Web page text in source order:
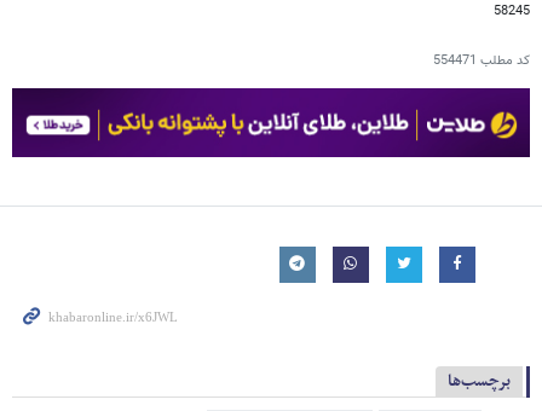
58245
کد مطلب 554471
برچسب‌ها